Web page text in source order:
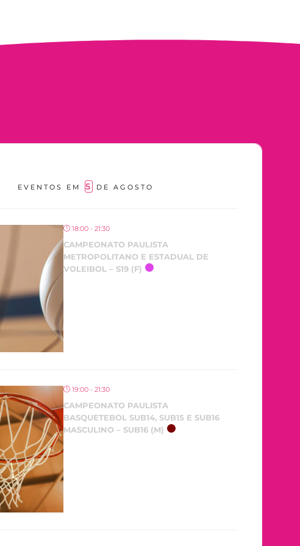
EVENTOS EM 5 DE AGOSTO
18:00 - 21:30
CAMPEONATO PAULISTA
METROPOLITANO E ESTADUAL DE
VOLEIBOL – S19 (F)
19:00 - 21:30
CAMPEONATO PAULISTA
BASQUETEBOL SUB14, SUB15 E SUB16
MASCULINO – SUB16 (M)